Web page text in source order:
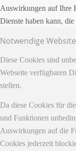
Auswirkungen auf Ihre
Dienste haben kann,
Notwendige
Diese Cookies sind
Webseite verfügbaren
stellen.
Da diese Cookies für
und Funktionen
Auswirkungen auf die
Cookies jederzeit